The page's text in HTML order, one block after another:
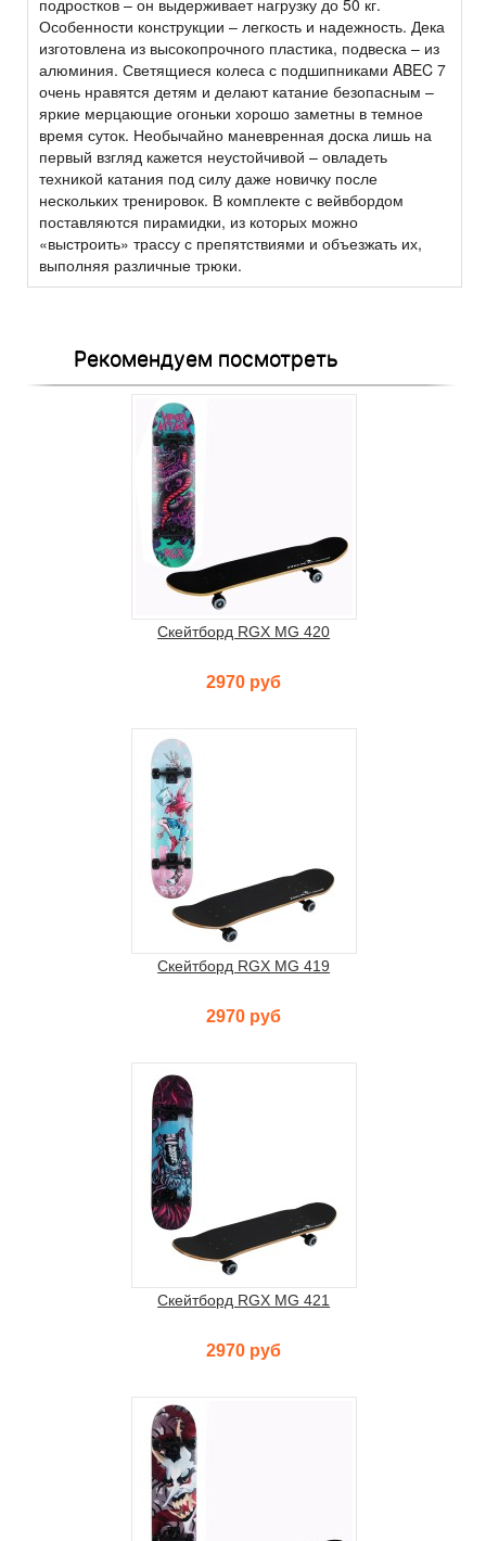
подростков – он выдерживает нагрузку до 50 кг.
Особенности конструкции – легкость и надежность. Дека
изготовлена из высокопрочного пластика, подвеска – из
алюминия. Светящиеся колеса с подшипниками ABEC 7
очень нравятся детям и делают катание безопасным –
яркие мерцающие огоньки хорошо заметны в темное
время суток. Необычайно маневренная доска лишь на
первый взгляд кажется неустойчивой – овладеть
техникой катания под силу даже новичку после
нескольких тренировок. В комплекте с вейвбордом
поставляются пирамидки, из которых можно
«выстроить» трассу с препятствиями и объезжать их,
выполняя различные трюки.
Рекомендуем посмотреть
Скейтборд RGX MG 420
2970 руб
Скейтборд RGX MG 419
2970 руб
Скейтборд RGX MG 421
2970 руб